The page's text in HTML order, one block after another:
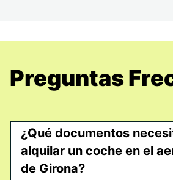
Preguntas
¿Qué documentos
alquilar un coche en el
de Girona?